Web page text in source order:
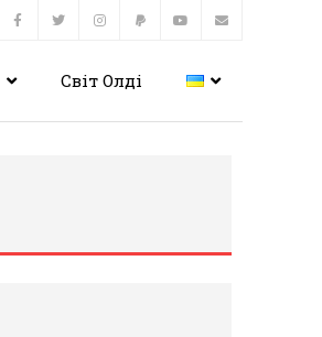
Світ Олді